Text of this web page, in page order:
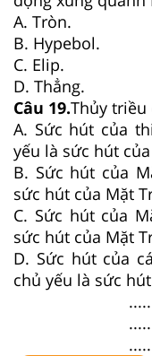
A. Tròn.
B. Hypebol.
C. Elip.
D. Thẳng.
Câu 19.Thủy
A. Sức hút của
yếu là sức hút
B. Sức hút của
sức hút của Mặt
C. Sức hút của
sức hút của Mặt
D. Sức hút của
chủ yếu là sức